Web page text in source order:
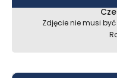
Zdjęcie nie musi